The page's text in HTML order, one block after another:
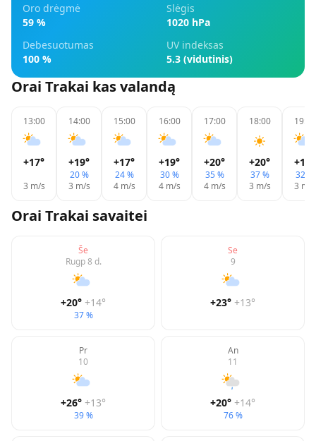
Oro drėgmė
59 %
Slėgis
1020 hPa
Debesuotumas
100 %
UV indeksas
5.3 (vidutinis)
Orai Trakai kas valandą
13:00
+17°
3 m/s
14:00
+19°
20 %
3 m/s
15:00
+17°
24 %
4m/s
16:00
+19°
30 %
4m/s
17:00
+20°
35 %
4m/s
18:00
+20°
37 %
3 m/s
19:00
+19
32 %
3 m/s
Orai Trakai savaitei
Še
Rugp 8 d.
+20° +14°
37 %
Se
9
+23° +13°
Pr
10
+26° +13°
39 %
An
11
+20° +14°
76 %